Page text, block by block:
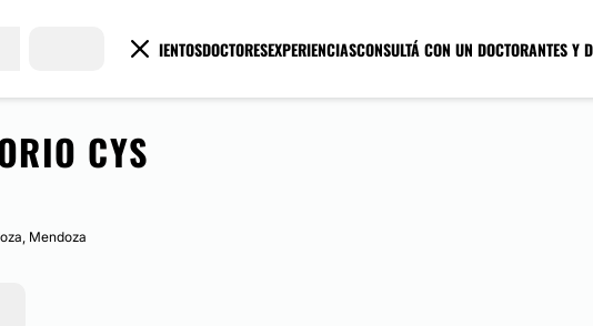
TRATAMIENTOSDOCTORESEXPERIENCIASCONSULTÁ CON UN DOCTORANTES Y
CYS
Mendoza